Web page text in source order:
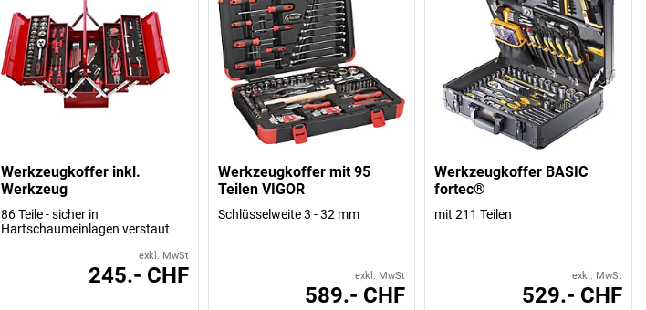
Werkzeugkoffer inkl.
Werkzeug
86 Teile - sicher in
Hartschaumeinlagen verstaut
exkl. MwSt
245.- CHF
Werkzeugkoffer mit 95
Teilen VIGOR
Schlüsselweite 3 - 32 mm
exkl. MwSt
589.- CHF
Werkzeugkoffer BASIC
fortec®
mit 211 Teilen
exkl. MwSt
529.- CHF